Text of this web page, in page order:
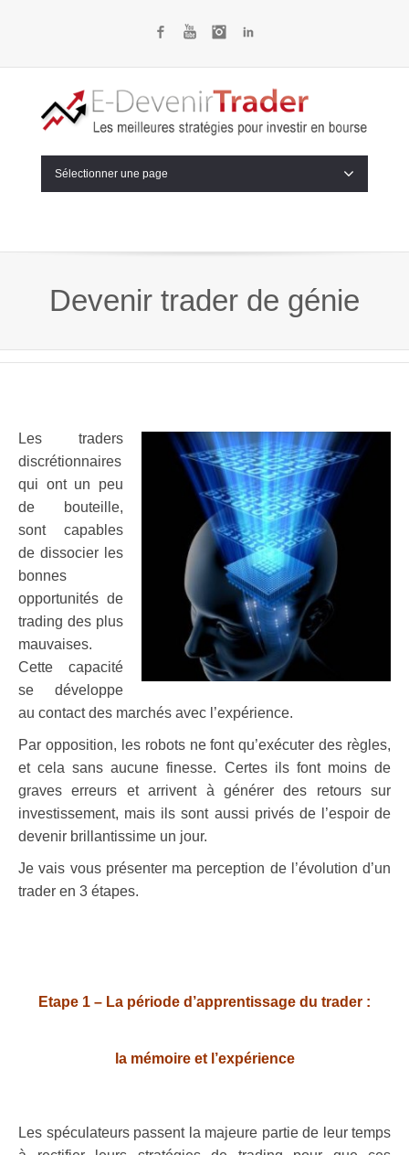
FacebookYouTubeInstagram
Sélectionner une page
Devenir trader de génie
Les traders
discrétionnaires
qui ont un peu
de bouteille,
sont capables
de dissocier les
bonnes
opportunités de
trading des plus
mauvaises.
Cette capacité
se développe
au contact des marchés avec l’expérience.
Par opposition, les robots ne font qu’exécuter des règles,
et cela sans aucune finesse. Certes ils font moins de
graves erreurs et arrivent à générer des retours sur
investissement, mais ils sont aussi privés de l’espoir de
devenir brillantissime un jour.
Je vais vous présenter ma perception de l’évolution d’un
trader en 3 étapes.
Etape 1 – La période d’apprentissage du trader :
la mémoire et l’expérience
Les spéculateurs passent la majeure partie de leur temps